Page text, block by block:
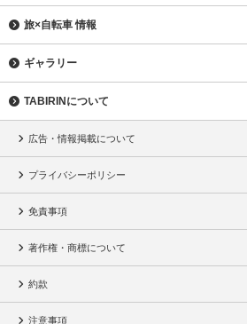
旅×自転車 情報
ギャラリー
TABIRINについて
広告・情報掲載について
プライバシーポリシー
免責事項
著作権・商標について
約款
注意事項